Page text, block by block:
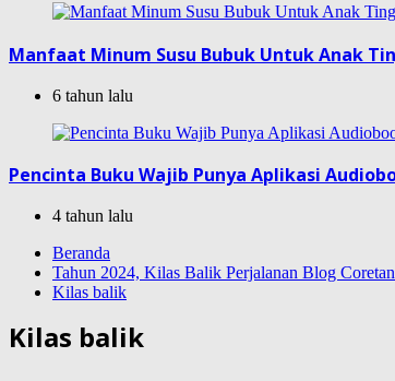
Manfaat Minum Susu Bubuk Untuk Anak
6 tahun lalu
Pencinta Buku Wajib Punya Aplikasi
4 tahun lalu
Beranda
Tahun 2024, Kilas Balik Perjalanan Blog
Kilas balik
Kilas balik